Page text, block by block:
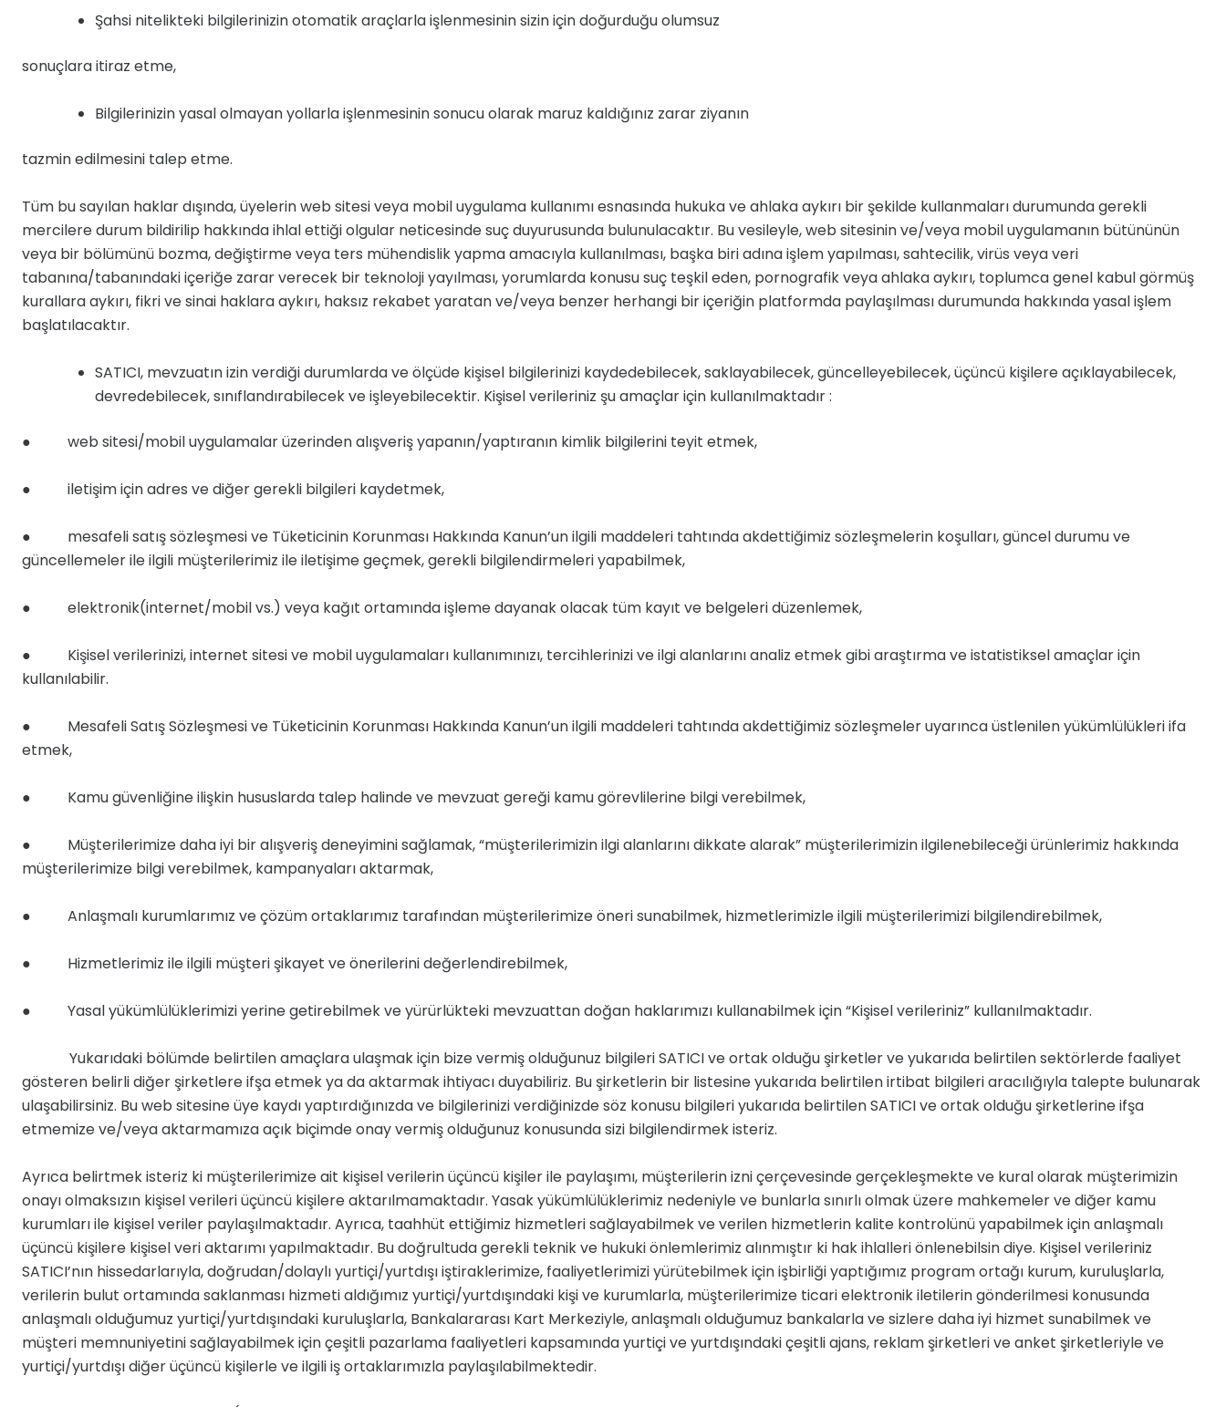
Şahsi nitelikteki bilgilerinizin otomatik araçlarla işlenmesinin sizin için doğurduğu olumsuz
sonuçlara itiraz etme,
Bilgilerinizin yasal olmayan yollarla işlenmesinin sonucu olarak maruz kaldığınız zarar ziyanın
tazmin edilmesini talep etme.
Tüm bu sayılan haklar dışında, üyelerin web sitesi veya mobil uygulama kullanımı esnasında hukuka ve ahlaka aykırı bir şekilde kullanmaları durumunda gerekli
mercilere durum bildirilip hakkında ihlal ettiği olgular neticesinde suç duyurusunda bulunulacaktır. Bu vesileyle, web sitesinin ve/veya mobil uygulamanın bütününün
veya bir bölümünü bozma, değiştirme veya ters mühendislik yapma amacıyla kullanılması, başka biri adına işlem yapılması, sahtecilik, virüs veya veri
tabanına/tabanındaki içeriğe zarar verecek bir teknoloji yayılması, yorumlarda konusu suç teşkil eden, pornografik veya ahlaka aykırı, toplumca genel kabul görmüş
kurallara aykırı, fikri ve sinai haklara aykırı, haksız rekabet yaratan ve/veya benzer herhangi bir içeriğin platformda paylaşılması durumunda hakkında yasal işlem
başlatılacaktır.
SATICI, mevzuatın izin verdiği durumlarda ve ölçüde kişisel bilgilerinizi kaydedebilecek, saklayabilecek, güncelleyebilecek, üçüncü kişilere açıklayabilecek,
devredebilecek, sınıflandırabilecek ve işleyebilecektir. Kişisel verileriniz şu amaçlar için kullanılmaktadır :
● web sitesi/mobil uygulamalar üzerinden alışveriş yapanın/yaptıranın kimlik bilgilerini teyit etmek,
● iletişim için adres ve diğer gerekli bilgileri kaydetmek,
● mesafeli satış sözleşmesi ve Tüketicinin Korunması Hakkında Kanun’un ilgili maddeleri tahtında akdettiğimiz sözleşmelerin koşulları, güncel durumu ve
güncellemeler ile ilgili müşterilerimiz ile iletişime geçmek, gerekli bilgilendirmeleri yapabilmek,
● elektronik(internet/mobil vs.) veya kağıt ortamında işleme dayanak olacak tüm kayıt ve belgeleri düzenlemek,
● Kişisel verilerinizi, internet sitesi ve mobil uygulamaları kullanımınızı, tercihlerinizi ve ilgi alanlarını analiz etmek gibi araştırma ve istatistiksel amaçlar için
kullanılabilir.
● Mesafeli Satış Sözleşmesi ve Tüketicinin Korunması Hakkında Kanun’un ilgili maddeleri tahtında akdettiğimiz sözleşmeler uyarınca üstlenilen yükümlülükleri ifa
etmek,
● Kamu güvenliğine ilişkin hususlarda talep halinde ve mevzuat gereği kamu görevlilerine bilgi verebilmek,
● Müşterilerimize daha iyi bir alışveriş deneyimini sağlamak, “müşterilerimizin ilgi alanlarını dikkate alarak” müşterilerimizin ilgilenebileceği ürünlerimiz hakkında
müşterilerimize bilgi verebilmek, kampanyaları aktarmak,
● Anlaşmalı kurumlarımız ve çözüm ortaklarımız tarafından müşterilerimize öneri sunabilmek, hizmetlerimizle ilgili müşterilerimizi bilgilendirebilmek,
● Hizmetlerimiz ile ilgili müşteri şikayet ve önerilerini değerlendirebilmek,
● Yasal yükümlülüklerimizi yerine getirebilmek ve yürürlükteki mevzuattan doğan haklarımızı kullanabilmek için “Kişisel verileriniz” kullanılmaktadır.
Yukarıdaki bölümde belirtilen amaçlara ulaşmak için bize vermiş olduğunuz bilgileri SATICI ve ortak olduğu şirketler ve yukarıda belirtilen sektörlerde faaliyet
gösteren belirli diğer şirketlere ifşa etmek ya da aktarmak ihtiyacı duyabiliriz. Bu şirketlerin bir listesine yukarıda belirtilen irtibat bilgileri aracılığıyla talepte bulunarak
ulaşabilirsiniz. Bu web sitesine üye kaydı yaptırdığınızda ve bilgilerinizi verdiğinizde söz konusu bilgileri yukarıda belirtilen SATICI ve ortak olduğu şirketlerine ifşa
etmemize ve/veya aktarmamıza açık biçimde onay vermiş olduğunuz konusunda sizi bilgilendirmek isteriz.
Ayrıca belirtmek isteriz ki müşterilerimize ait kişisel verilerin üçüncü kişiler ile paylaşımı, müşterilerin izni çerçevesinde gerçekleşmekte ve kural olarak müşterimizin
onayı olmaksızın kişisel verileri üçüncü kişilere aktarılmamaktadır. Yasak yükümlülüklerimiz nedeniyle ve bunlarla sınırlı olmak üzere mahkemeler ve diğer kamu
kurumları ile kişisel veriler paylaşılmaktadır. Ayrıca, taahhüt ettiğimiz hizmetleri sağlayabilmek ve verilen hizmetlerin kalite kontrolünü yapabilmek için anlaşmalı
üçüncü kişilere kişisel veri aktarımı yapılmaktadır. Bu doğrultuda gerekli teknik ve hukuki önlemlerimiz alınmıştır ki hak ihlalleri önlenebilsin diye. Kişisel verileriniz
SATICI’nın hissedarlarıyla, doğrudan/dolaylı yurtiçi/yurtdışı iştiraklerimize, faaliyetlerimizi yürütebilmek için işbirliği yaptığımız program ortağı kurum, kuruluşlarla,
verilerin bulut ortamında saklanması hizmeti aldığımız yurtiçi/yurtdışındaki kişi ve kurumlarla, müşterilerimize ticari elektronik iletilerin gönderilmesi konusunda
anlaşmalı olduğumuz yurtiçi/yurtdışındaki kuruluşlarla, Bankalararası Kart Merkeziyle, anlaşmalı olduğumuz bankalarla ve sizlere daha iyi hizmet sunabilmek ve
müşteri memnuniyetini sağlayabilmek için çeşitli pazarlama faaliyetleri kapsamında yurtiçi ve yurtdışındaki çeşitli ajans, reklam şirketleri ve anket şirketleriyle ve
yurtiçi/yurtdışı diğer üçüncü kişilerle ve ilgili iş ortaklarımızla paylaşılabilmektedir.